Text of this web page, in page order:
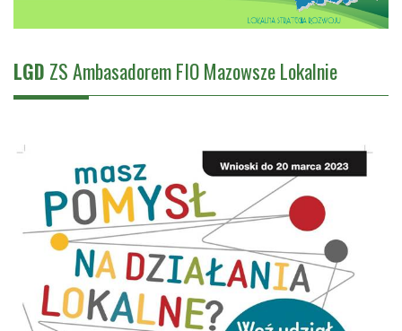
LGD ZS Ambasadorem FIO Mazowsze Lokalnie